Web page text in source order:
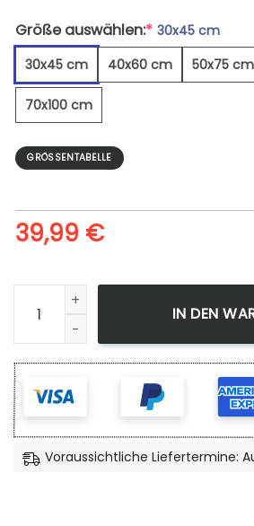
Größe auswählen:* 30x45 cm
30x45 cm
40x60 cm 50x75 cm
70x100 cm
GRÖSSENTABELLE
39,99 €
Galopp - Leinwandbild Menge
IN DEN
Voraussichtliche Liefertermine: